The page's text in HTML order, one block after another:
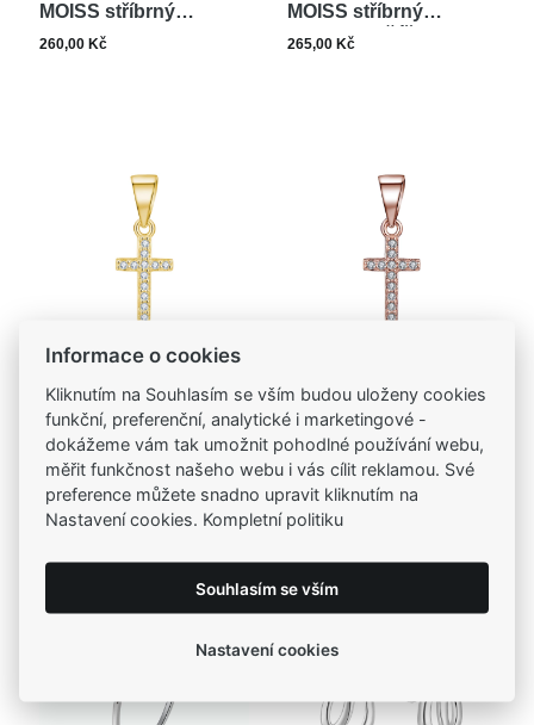
MOISS stříbrný
přívěsek LUK
260,00 Kč
MOISS stříbrný
přívěsek KŘÍŽEK
265,00 Kč
Kód zboží: P0001309
MOISS stříbrný
přívěsek KŘÍŽEK
GOLD
265,00 Kč
Kód zboží: P0001310
MOISS stříbrný
přívěsek KŘÍŽEK
ROSE
265,00 Kč
Informace o cookies
Kliknutím na Souhlasím se vším budou uloženy cookies
funkční, preferenční, analytické i marketingové -
dokážeme vám tak umožnit pohodlné používání webu,
měřit funkčnost našeho webu i vás cílit reklamou. Své
preference můžete snadno upravit kliknutím na
Nastavení cookies. Kompletní politiku
Souhlasím se vším
Nastavení cookies